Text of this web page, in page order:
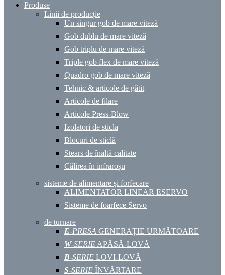
Produse
Linii de producție
Un singur gob de mare viteză
Gob dublu de mare viteză
Gob triplu de mare viteză
Triple gob flex de mare viteză
Quadro gob de mare viteză
Tehnic & articole de gătit
Articole de filare
Articole Press-Blow
Izolatori de sticla
Blocuri de sticlă
Stears de înaltă calitate
Călirea în infraroșu
sisteme de alimentare și forfecare
ALIMENTATOR LINEAR ESERVO
Sisteme de foarfece Servo
de turnare
E-PRESA GENERAȚIE URMĂTOARE
W-SERIE APĂSĂ-LOVĂ
B-SERIE LOVI-LOVĂ
S-SERIE ÎNVĂRTARE